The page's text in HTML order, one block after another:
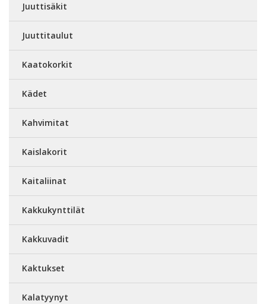
Juuttisäkit
Juuttitaulut
Kaatokorkit
Kädet
Kahvimitat
Kaislakorit
Kaitaliinat
Kakkukynttilät
Kakkuvadit
Kaktukset
Kalatyynyt